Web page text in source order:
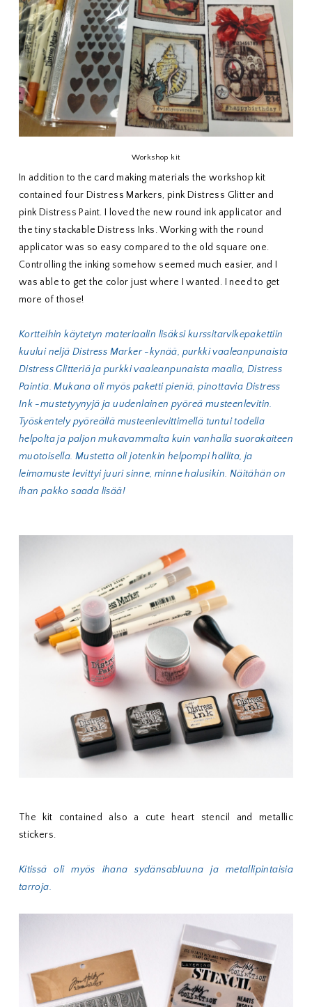
Workshop kit
In addition to the card making materials the workshop kit
contained four Distress Markers, pink Distress Glitter and
pink Distress Paint. I loved the new round ink applicator and
the tiny stackable Distress Inks. Working with the round
applicator was so easy compared to the old square one.
Controlling the inking somehow seemed much easier, and I
was able to get the color just where I wanted. I need to get
more of those!
Kortteihin käytetyn materiaalin lisäksi kurssitarvikepakettiin
kuului neljä Distress Marker -kynää, purkki vaaleanpunaista
Distress Glitteriä ja purkki vaaleanpunaista maalia, Distress
Paintia. Mukana oli myös paketti pieniä, pinottavia Distress
Ink -mustetyynyjä ja uudenlainen pyöreä musteenlevitin.
Työskentely pyöreällä musteenlevittimellä tuntui todella
helpolta ja paljon mukavammalta kuin vanhalla suorakaiteen
muotoisella. Mustetta oli jotenkin helpompi hallita, ja
leimamuste levittyi juuri sinne, minne halusikin. Näitähän on
ihan pakko saada lisää!
The kit contained also a cute heart stencil and metallic
stickers.
Kitissä oli myös ihana sydänsabluuna ja metallipintaisia
tarroja.